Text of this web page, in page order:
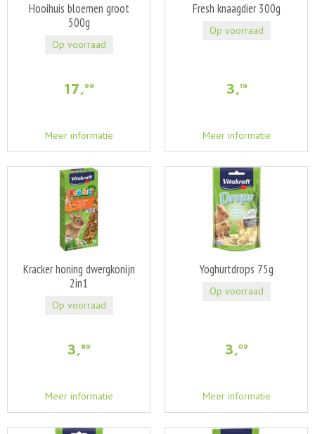
Hooihuis bloemen groot
500g
17,99
Meer informatie
Op voorraad
Fresh knaagdier 300g
3,19
Meer informatie
Op voorraad
Kracker honing dwergkonijn
2in1
3,89
Meer informatie
Op voorraad
Yoghurtdrops 75g
3,09
Meer informatie
Op voorraad